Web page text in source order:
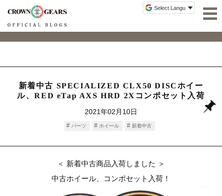
新着中古 SPECIALIZED CLX50 DISCホイー
ル、RED eTap AXS HRD 2Xコンポセット入荷
2021年02月10日
パーツ ホイール 新着中古
＜ 新着中古商品入荷しました ＞
中古ホイール、コンポセット入荷！